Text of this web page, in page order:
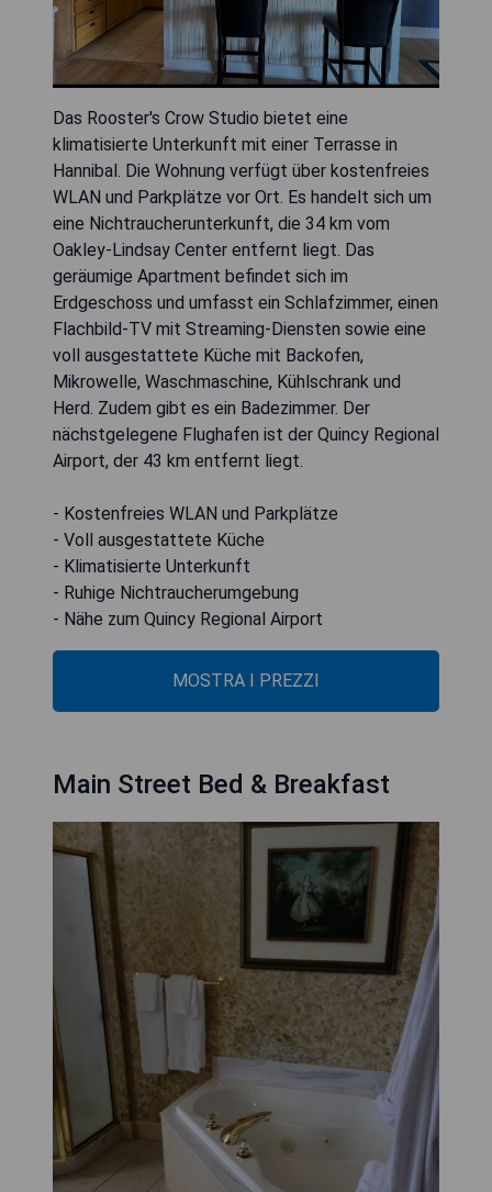
Das Rooster's Crow Studio bietet eine
klimatisierte Unterkunft mit einer Terrasse in
Hannibal. Die Wohnung verfügt über kostenfreies
WLAN und Parkplätze vor Ort. Es handelt sich um
eine Nichtraucherunterkunft, die 34 km vom
Oakley-Lindsay Center entfernt liegt. Das
geräumige Apartment befindet sich im
Erdgeschoss und umfasst ein Schlafzimmer, einen
Flachbild-TV mit Streaming-Diensten sowie eine
voll ausgestattete Küche mit Backofen,
Mikrowelle, Waschmaschine, Kühlschrank und
Herd. Zudem gibt es ein Badezimmer. Der
nächstgelegene Flughafen ist der Quincy Regional
Airport, der 43 km entfernt liegt.
- Kostenfreies WLAN und Parkplätze
- Voll ausgestattete Küche
- Klimatisierte Unterkunft
- Ruhige Nichtraucherumgebung
- Nähe zum Quincy Regional Airport
MOSTRA I PREZZI
Main Street Bed & Breakfast